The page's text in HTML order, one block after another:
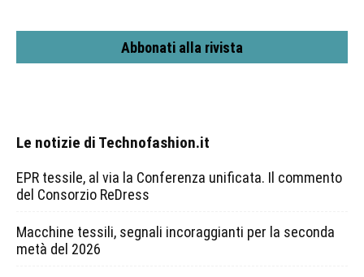
Abbonati alla rivista
Le notizie di Technofashion.it
EPR tessile, al via la Conferenza unificata. Il commento
del Consorzio ReDress
Macchine tessili, segnali incoraggianti per la seconda
metà del 2026